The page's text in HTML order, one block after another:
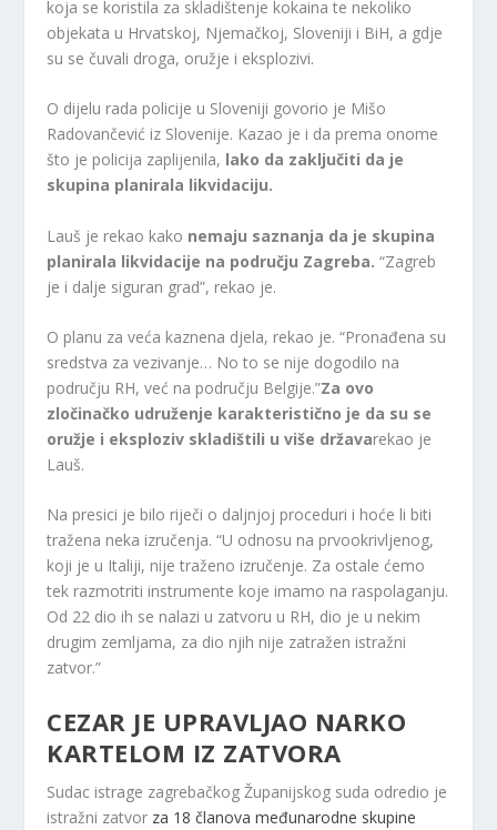
koja se koristila za skladištenje kokaina te nekoliko
objekata u Hrvatskoj, Njemačkoj, Sloveniji i BiH, a gdje
su se čuvali droga, oružje i eksplozivi.
O dijelu rada policije u Sloveniji govorio je Mišo
Radovančević iz Slovenije. Kazao je i da prema onome
što je policija zaplijenila, lako da zaključiti da je
skupina planirala likvidaciju.
Lauš je rekao kako nemaju saznanja da je skupina
planirala likvidacije na području Zagreba. “Zagreb
je i dalje siguran grad”, rekao je.
O planu za veća kaznena djela, rekao je. “Pronađena su
sredstva za vezivanje… No to se nije dogodilo na
području RH, već na području Belgije.”Za ovo
zločinačko udruženje karakteristično je da su se
oružje i eksploziv skladištili u više državarekao je
Lauš.
Na presici je bilo riječi o daljnjoj proceduri i hoće li biti
tražena neka izručenja. “U odnosu na prvookrivljenog,
koji je u Italiji, nije traženo izručenje. Za ostale ćemo
tek razmotriti instrumente koje imamo na raspolaganju.
Od 22 dio ih se nalazi u zatvoru u RH, dio je u nekim
drugim zemljama, za dio njih nije zatražen istražni
zatvor.”
CEZAR JE UPRAVLJAO NARKO
KARTELOM IZ ZATVORA
Sudac istrage zagrebačkog Županijskog suda odredio je
istražni zatvor za 18 članova međunarodne skupine